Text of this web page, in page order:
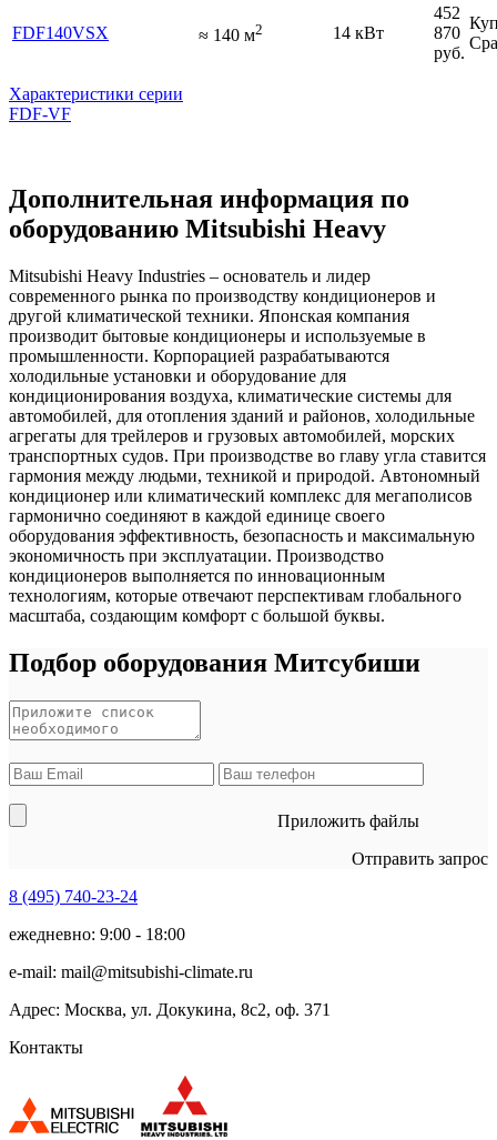
FDF140VSX ≈ 140 м2 14 кВт
452
870
руб.
Характеристики серии
FDF-VF
Дополнительная информация по
оборудованию Mitsubishi Heavy
Mitsubishi Heavy Industries – основатель и лидер
современного рынка по производству кондиционеров и
другой климатической техники. Японская компания
производит бытовые кондиционеры и используемые в
промышленности. Корпорацией разрабатываются
холодильные установки и оборудование для
кондиционирования воздуха, климатические системы для
автомобилей, для отопления зданий и районов, холодильные
агрегаты для трейлеров и грузовых автомобилей, морских
транспортных судов. При производстве во главу угла ставится
гармония между людьми, техникой и природой. Автономный
кондиционер или климатический комплекс для мегаполисов
гармонично соединяют в каждой единице своего
оборудования эффективность, безопасность и максимальную
экономичность при эксплуатации. Производство
кондиционеров выполняется по инновационным
технологиям, которые отвечают перспективам глобального
масштаба, создающим комфорт с большой буквы.
Подбор оборудования Митсубиши
Приложить файлы
Отправить запрос
8 (495) 740-23-24
ежедневно: 9:00 - 18:00
e-mail: mail@mitsubishi-climate.ru
Адрес: Москва, ул. Докукина, 8с2, оф. 371
Контакты